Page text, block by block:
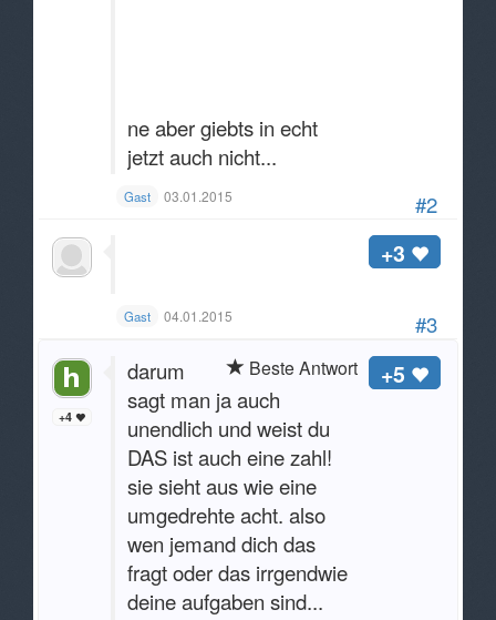
#2
ne aber giebts in echt
jetzt auch nicht...
Gast 03.01.2015
#3
+3
Gast 04.01.2015
+4
+5
Beste Antwort
darum
sagt man ja auch
unendlich und weist du
DAS ist auch eine zahl!
sie sieht aus wie eine
umgedrehte acht. also
wen jemand dich das
fragt oder das irrgendwie
deine aufgaben sind...